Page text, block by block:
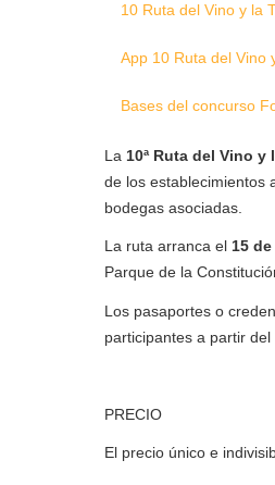
10 Ruta del Vino y la
App 10 Ruta del Vino
Bases del concurso
La 10ª Ruta del Vino y
de los establecimientos
bodegas asociadas.
La ruta arranca el 15
Parque de la
Los pasaportes o
participantes a partir
PRECIO
El precio único e